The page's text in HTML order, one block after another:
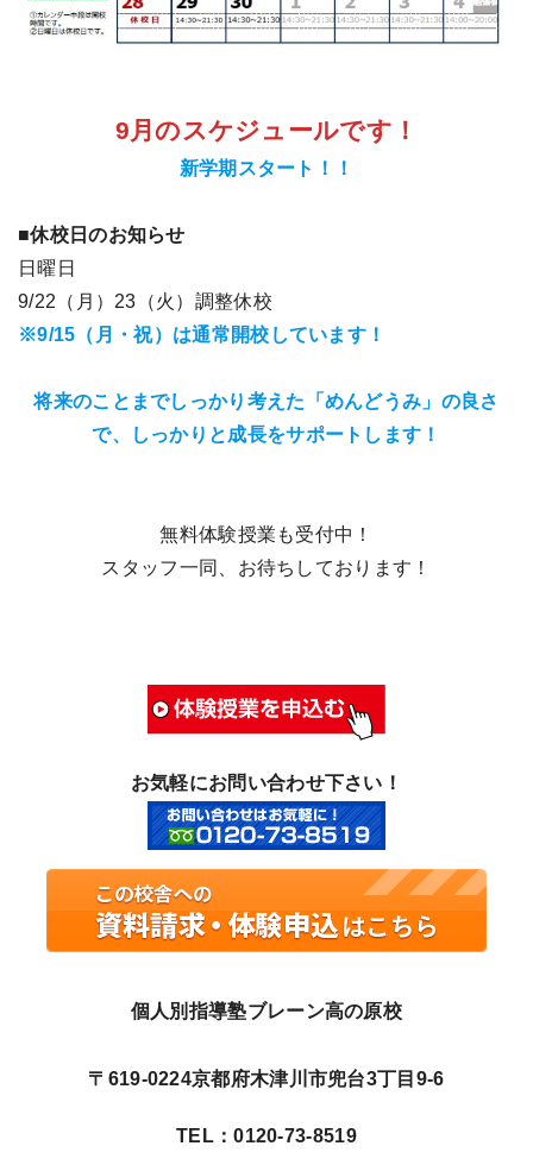
9月のスケジュールです！
新学期スタート！！
■休校日のお知らせ
日曜日
9/22（月）23（火）調整休校
※9/15（月・祝）は通常開校しています！
将来のことまでしっかり考えた「めんどうみ」の良さ
で、しっかりと成長をサポートします！
無料体験授業も受付中！
スタッフ一同、お待ちしております！
お気軽にお問い合わせ下さい！
個人別指導塾ブレーン高の原校
〒619-0224京都府木津川市兜台3丁目9-6
TEL：0120-73-8519